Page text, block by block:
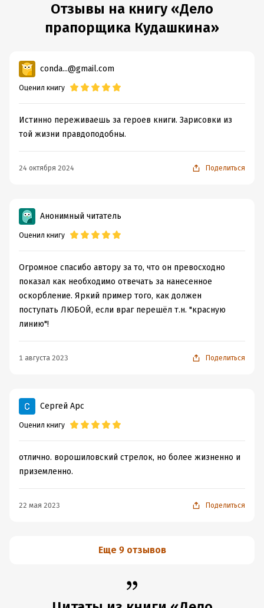
Отзывы на книгу «Дело
прапорщика Кудашкина»
conda...@gmail.com
Оценил книгу
Истинно переживаешь за героев книги. Зарисовки из
той жизни правдоподобны.
24 октября 2024 Поделиться
Анонимный читатель
Оценил книгу
Огромное спасибо автору за то, что он превосходно
показал как необходимо отвечать за нанесенное
оскорбление. Яркий пример того, как должен
поступать ЛЮБОЙ, если враг перешёл т.н. "красную
линию"!
1 августа 2023 Поделиться
Сергей Арс
Оценил книгу
отлично. ворошиловский стрелок, но более жизненно и
приземленно.
22 мая 2023 Поделиться
Еще 9 отзывов